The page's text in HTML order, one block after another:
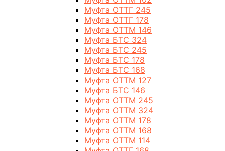
Муфта ОТТГ 245
Муфта ОТТГ 178
Муфта ОТТМ 146
Муфта БТС 324
Муфта БТС 245
Муфта БТС 178
Муфта БТС 168
Муфта ОТТМ 127
Муфта БТС 146
Муфта ОТТМ 245
Муфта ОТТМ 324
Муфта ОТТМ 178
Муфта ОТТМ 168
Муфта ОТТМ 114